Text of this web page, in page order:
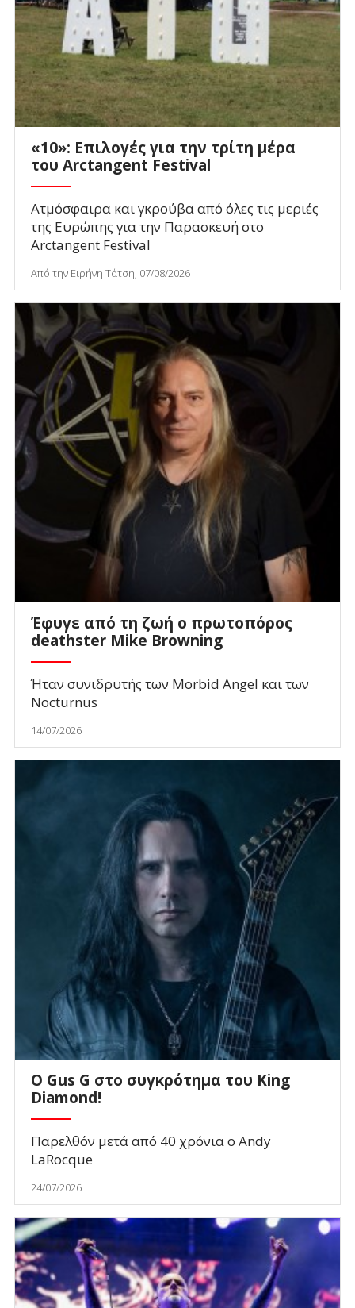
«10»: Επιλογές για την τρίτη μέρα
του Arctangent Festival
Ατμόσφαιρα και γκρούβα από όλες τις μεριές
της Ευρώπης για την Παρασκευή στο
Arctangent Festival
Από την Ειρήνη Τάτση, 07/08/2026
Έφυγε από τη ζωή ο πρωτοπόρος
deathster Mike Browning
Ήταν συνιδρυτής των Morbid Angel και των
Nocturnus
14/07/2026
O Gus G στο συγκρότημα του King
Diamond!
Παρελθόν μετά από 40 χρόνια ο Andy
LaRocque
24/07/2026